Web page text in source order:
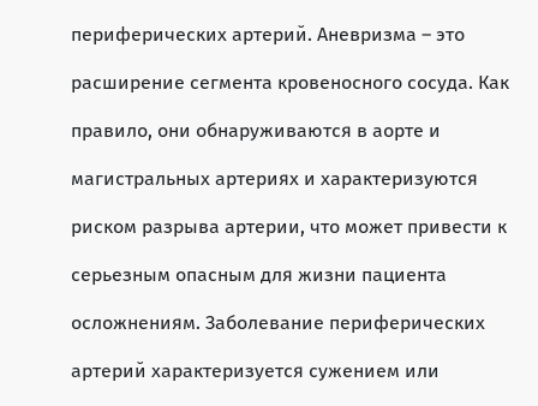
периферических артерий. Аневризма – это
расширение сегмента кровеносного сосуда. Как
правило, они обнаруживаются в аорте и
магистральных артериях и характеризуются
риском разрыва артерии, что может привести к
серьезным опасным для жизни пациента
осложнениям. Заболевание периферических
артерий характеризуется сужением или